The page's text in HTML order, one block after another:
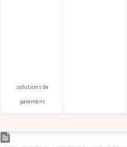
solutions de
paiement